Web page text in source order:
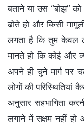
बताने या उस “बोझ”
ढोते हो और किसी
लगता है कि तुम केवल
मानते हो कि कोई और
अपने ही चुने मार्ग पर
लोगों की परिस्थितियां
अनुसार सहभागिता
लगाने में सक्षम नहीं